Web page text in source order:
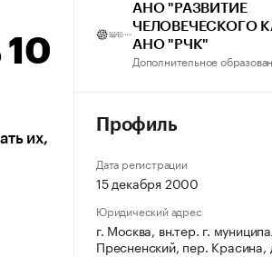
их,
АНО "РАЗВИТИЕ
ЧЕЛОВЕЧЕСКОГО
АНО "РЧК"
Дополнительное
Профиль
Дата регистрации
15 декабря 2000
Юридический адрес
г. Москва, вн.тер. г.
Пресненский, пер. Красина,